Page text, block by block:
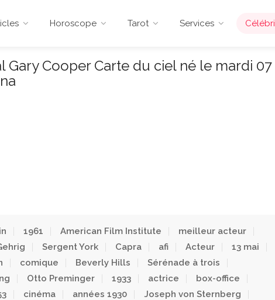
Horoscope Tarot Services
Gary Cooper Carte du ciel né le mardi 07
1961 American Film Institute
meilleur acteur
Sergent York Capra afi Acteur
13 mai
comique Beverly Hills
Sérénade à trois
Otto Preminger 1933 actrice
box-office
cinéma années 1930
Joseph von Sternberg